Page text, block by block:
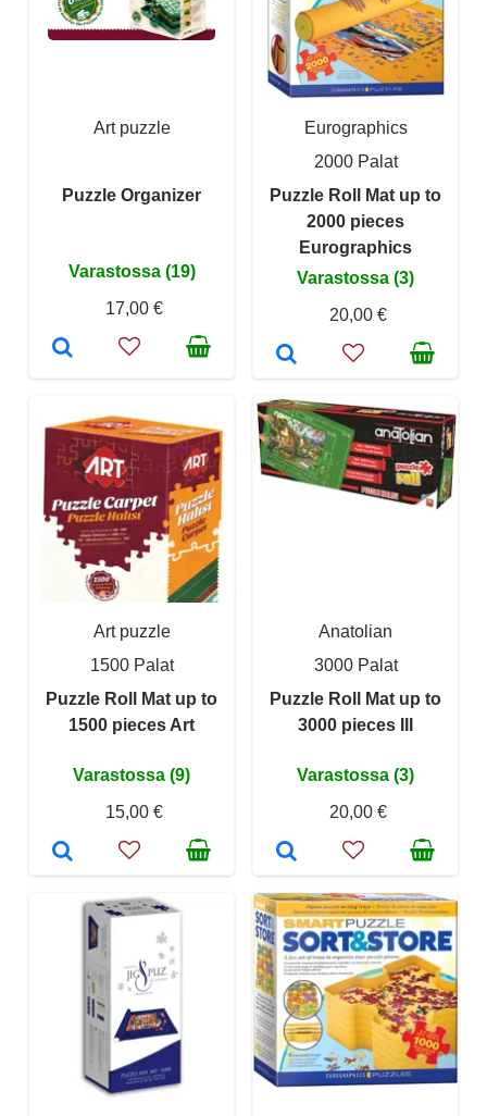
Art puzzle
Puzzle Organizer
Varastossa (19)
17,00 €
Eurographics
2000 Palat
Puzzle Roll Mat up to
2000 pieces
Eurographics
Varastossa (3)
20,00 €
Art puzzle
1500 Palat
Puzzle Roll Mat up to
1500 pieces Art
Varastossa (9)
15,00 €
Anatolian
3000 Palat
Puzzle Roll Mat up to
3000 pieces III
Varastossa (3)
20,00 €